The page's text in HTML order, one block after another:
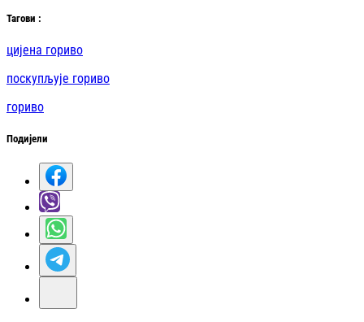
Тагови :
цијена гориво
поскупљује гориво
гориво
Подијели